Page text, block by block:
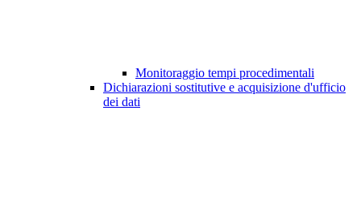
Monitoraggio tempi procedimentali
Dichiarazioni sostitutive e acquisizione d'ufficio
dei dati